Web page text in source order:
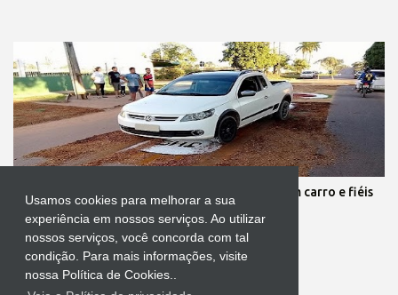
Usamos cookies para melhorar a sua
experiência em nossos serviços. Ao utilizar
nossos serviços, você concorda com tal
condição. Para mais informações, visite
nossa Política de Cookies..
Protestante destrói tapete de Corpus Christi com carro e fiéis
se revoltam